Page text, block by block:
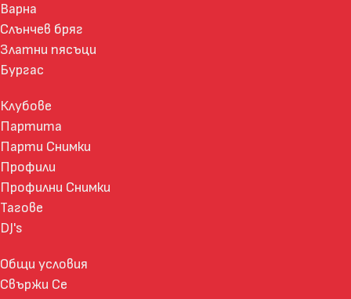
Варна
Слънчев бряг
Златни пясъци
Бургас
Клубове
Партита
Парти Снимки
Профили
Профилни Снимки
Тагове
DJ's
Общи условия
Свържи Се